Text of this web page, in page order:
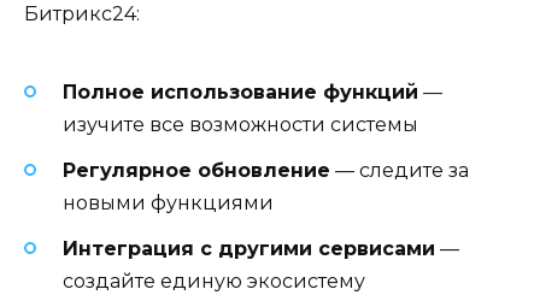
Битрикс24:
Полное использование функций —
изучите все возможности системы
Регулярное обновление — следите за
новыми функциями
Интеграция с другими сервисами —
создайте единую экосистему